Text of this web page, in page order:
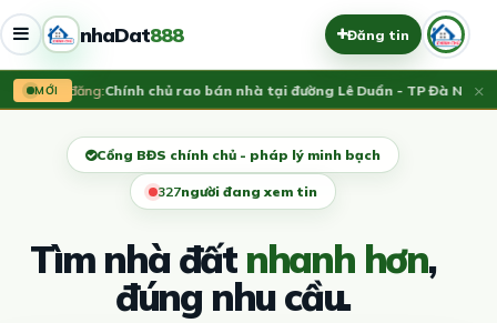
nhaDat888 Đăng tin
MỚI
Vừa đăng:Chính chủ rao bán nhà tại đường Lê Duẩn - TP Đà Nẵng;×
Cổng BĐS chính chủ - pháp lý minh bạch
323người đang xem tin
Tìm nhà đấtnhanh hơn,
đúng nhu cầu.